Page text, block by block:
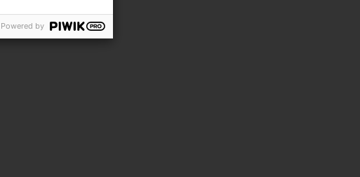
Powered by